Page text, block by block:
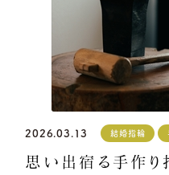
2026.03.13 結婚指輪
思い出宿る手作り